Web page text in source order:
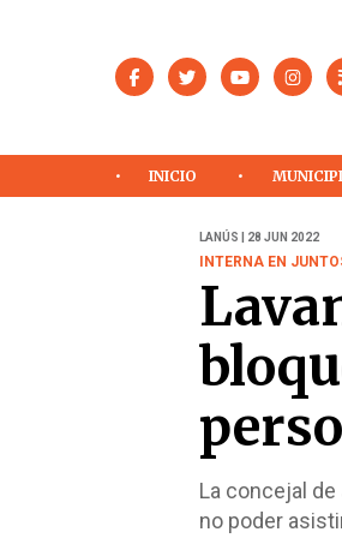
INICIO
LANÚS | 28 JUN 2022
INTERNA EN
La concejal
no poder